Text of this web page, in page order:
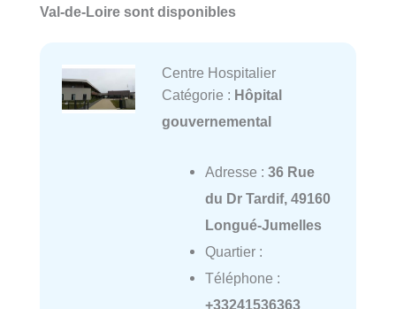
Val-de-Loire sont disponibles
Centre Hospitalier
Catégorie : Hôpital
gouvernemental
Adresse : 36 Rue
du Dr Tardif, 49160
Longué-Jumelles
Quartier :
Téléphone :
+33241536363